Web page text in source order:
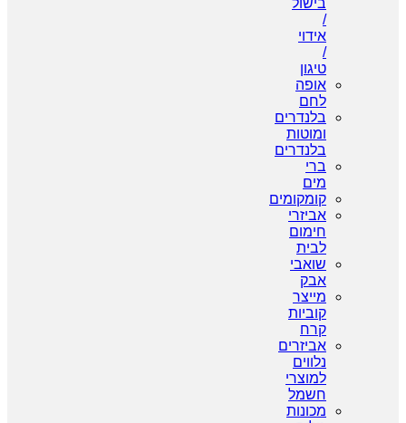
/
אידוי
/
טיגון
אופה
לחם
בלנדרים
ומוטות
בלנדרים
ברי
מים
קומקומים
אביזרי
חימום
לבית
שואבי
אבק
מייצר
קוביות
קרח
אביזרים
נלווים
למוצרי
חשמל
מכונות